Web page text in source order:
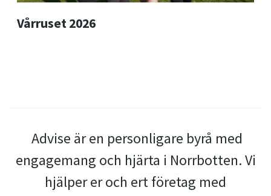
Vårruset 2026
Advise är en personligare byrå med
engagemang och hjärta i Norrbotten. Vi
hjälper er och ert företag med